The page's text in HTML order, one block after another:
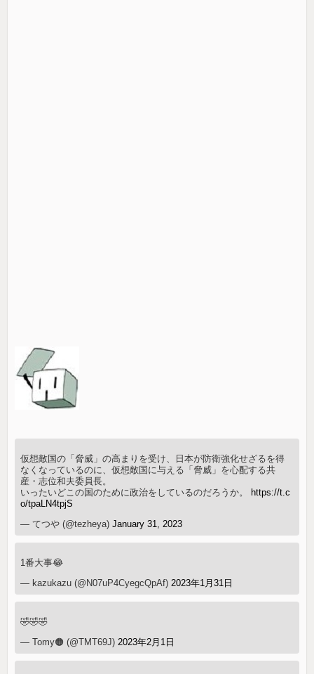
仮想敵国の「脅威」の高まりを受け、日本が防衛強化せざるを得
なくなっているのに、仮想敵国に与える「脅威」を心配する共
産・志位和夫委員長。
いったいどこの国のために政治をしているのだろうか。 https://t.c
o/tpaLN4tpjS
— てつや (@tezheya)January 31, 2023
1番大事😂
— kazukazu (@N07uP4CyegcQpAf) 2023年1月31日
🤣🤣🤣
— Tomy🟠 (@TMT69J) 2023年2月1日